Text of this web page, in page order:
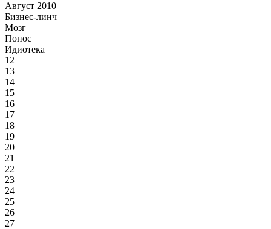
Август 2010
Бизнес-линч
Мозг
Понос
Идиотека
12
13
14
15
16
17
18
19
20
21
22
23
24
25
26
27